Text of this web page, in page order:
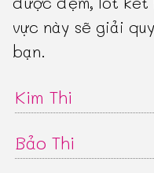
vực này sẽ giải
bạn.
Kim Thi
Bảo Thi